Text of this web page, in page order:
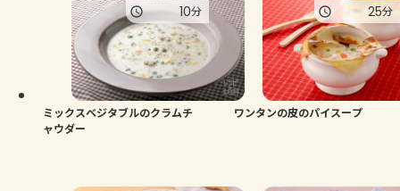
ミックスベジタブルのクラムチ
ャウダー
10分
ワンタンの皮のパイスープ
25分